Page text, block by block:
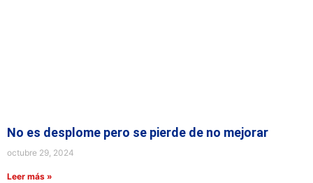
No es desplome pero se pierde de no mejorar
octubre 29, 2024
Leer más »